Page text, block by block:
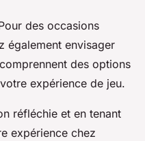
des occasions
également envisager
des options
expérience de jeu.
réfléchie et en tenant
expérience chez